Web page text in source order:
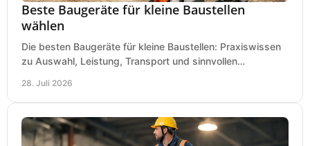
Beste Baugeräte für kleine Baustellen
wählen
Die besten Baugeräte für kleine Baustellen: Praxiswissen
zu Auswahl, Leistung, Transport und sinnvollen
28. Juli 2026